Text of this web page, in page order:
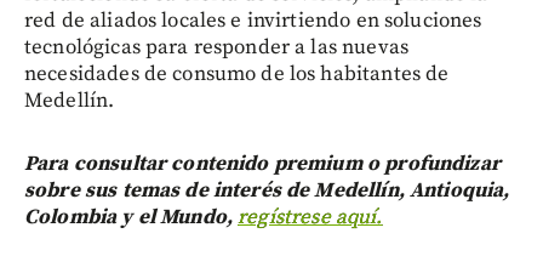
red de aliados locales e invirtiendo en soluciones
tecnológicas para responder a las nuevas
necesidades de consumo de los habitantes de
Medellín.
Para consultar contenido premium o profundizar
sobre sus temas de interés de Medellín, Antioquia,
Colombia y el Mundo,regístrese aquí.